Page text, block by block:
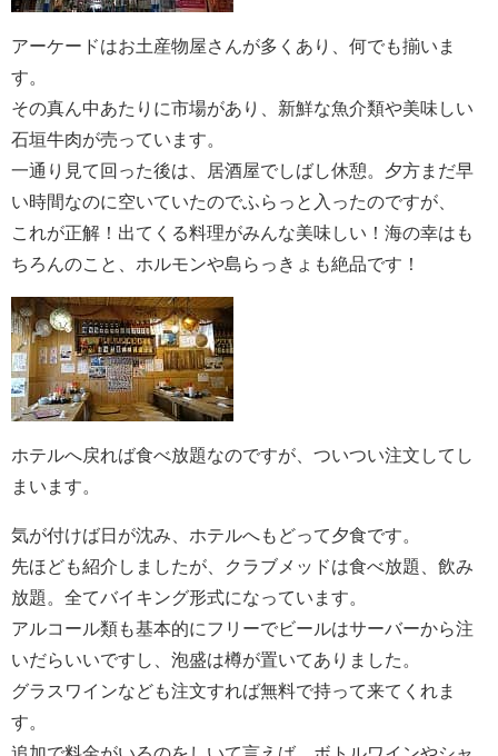
アーケードはお土産物屋さんが多くあり、何でも揃いま
す。
その真ん中あたりに市場があり、新鮮な魚介類や美味しい
石垣牛肉が売っています。
一通り見て回った後は、居酒屋でしばし休憩。夕方まだ早
い時間なのに空いていたのでふらっと入ったのですが、
これが正解！出てくる料理がみんな美味しい！海の幸はも
ちろんのこと、ホルモンや島らっきょも絶品です！
ホテルへ戻れば食べ放題なのですが、ついつい注文してし
まいます。
気が付けば日が沈み、ホテルへもどって夕食です。
先ほども紹介しましたが、クラブメッドは食べ放題、飲み
放題。全てバイキング形式になっています。
アルコール類も基本的にフリーでビールはサーバーから注
いだらいいですし、泡盛は樽が置いてありました。
グラスワインなども注文すれば無料で持って来てくれま
す。